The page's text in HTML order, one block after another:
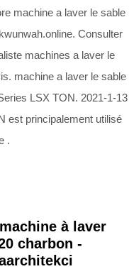
machine a laver le sable
Consulter
machines a laver le
machine a laver le sable
LSX TON. 2021-1-13
est principalement utilisé
.
à laver
charbon -